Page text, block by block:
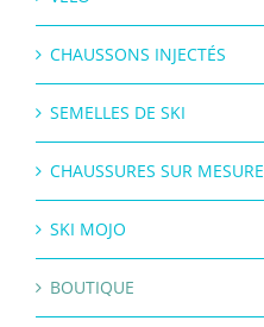
CHAUSSONS INJECTÉS
SEMELLES DE SKI
CHAUSSURES SUR MESURE
SKI MOJO
BOUTIQUE